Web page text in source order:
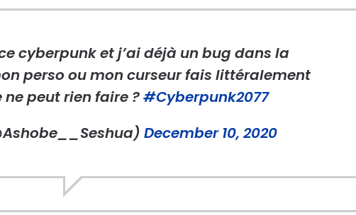
cyberpunk et j’ai déjà un bug dans la
perso ou mon curseur fais littéralement
ne peut rien faire ?#Cyberpunk2077
December 10, 2020